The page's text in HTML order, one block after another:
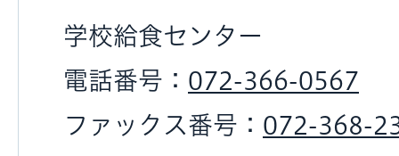
学校給食センター
電話番号： 072-366-0567
ファックス番号： 072-368-